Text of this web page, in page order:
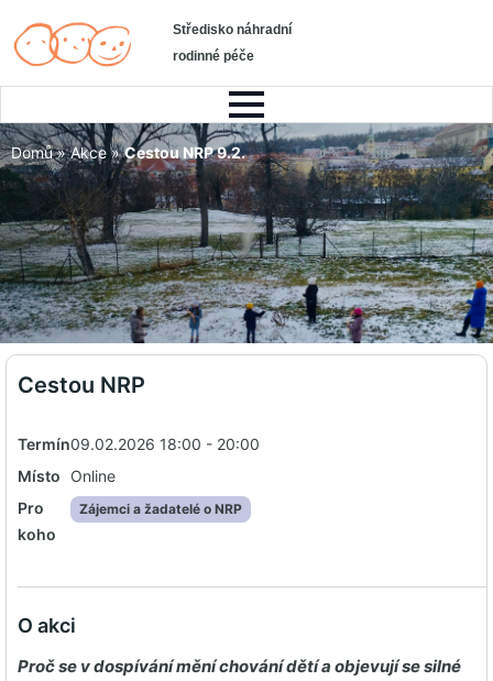
Středisko náhradní
rodinné péče
Domů » Akce » Cestou NRP 9.2.
Cestou NRP
Termín09.02.2026 18:00 - 20:00
Místo
Online
Pro
koho
Zájemci a žadatelé o NRP
O akci
Proč se v dospívání mění chování dětí a objevují se silné